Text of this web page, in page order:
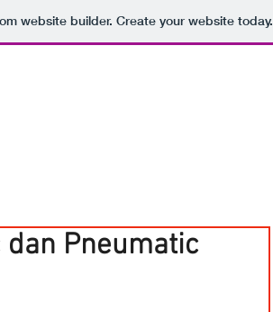
website builder. Create your website today.
Pneumatic